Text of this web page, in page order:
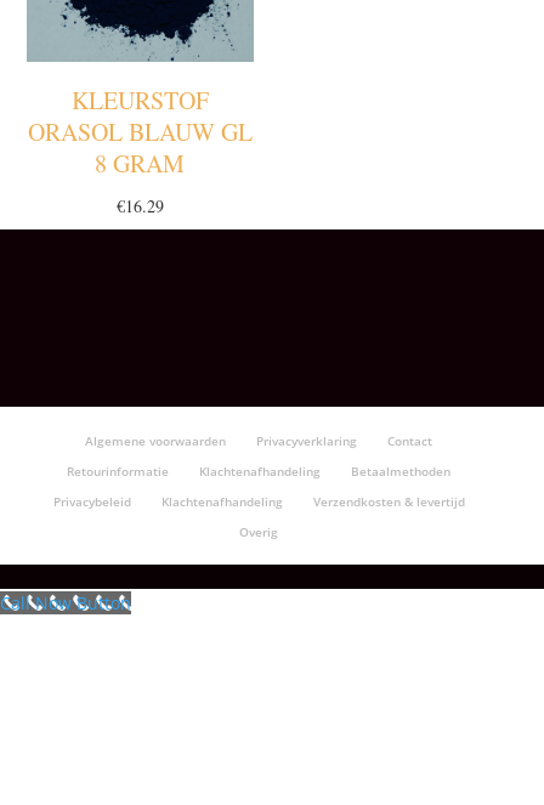
KLEURSTOF
ORASOL BLAUW GL
8 GRAM
€16.29
Algemene voorwaarden Privacyverklaring
Contact
Retourinformatie
Klachtenafhandeling
Betaalmethoden
Privacybeleid
Klachtenafhandeling
Verzendkosten & levertijd
Overig
Call Now Button